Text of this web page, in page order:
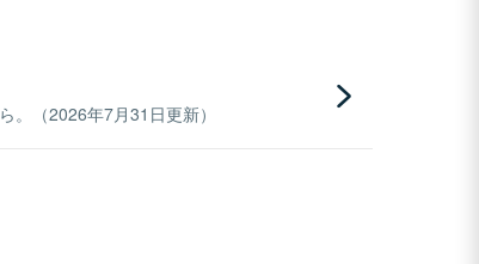
。（2026年7月31日更新）